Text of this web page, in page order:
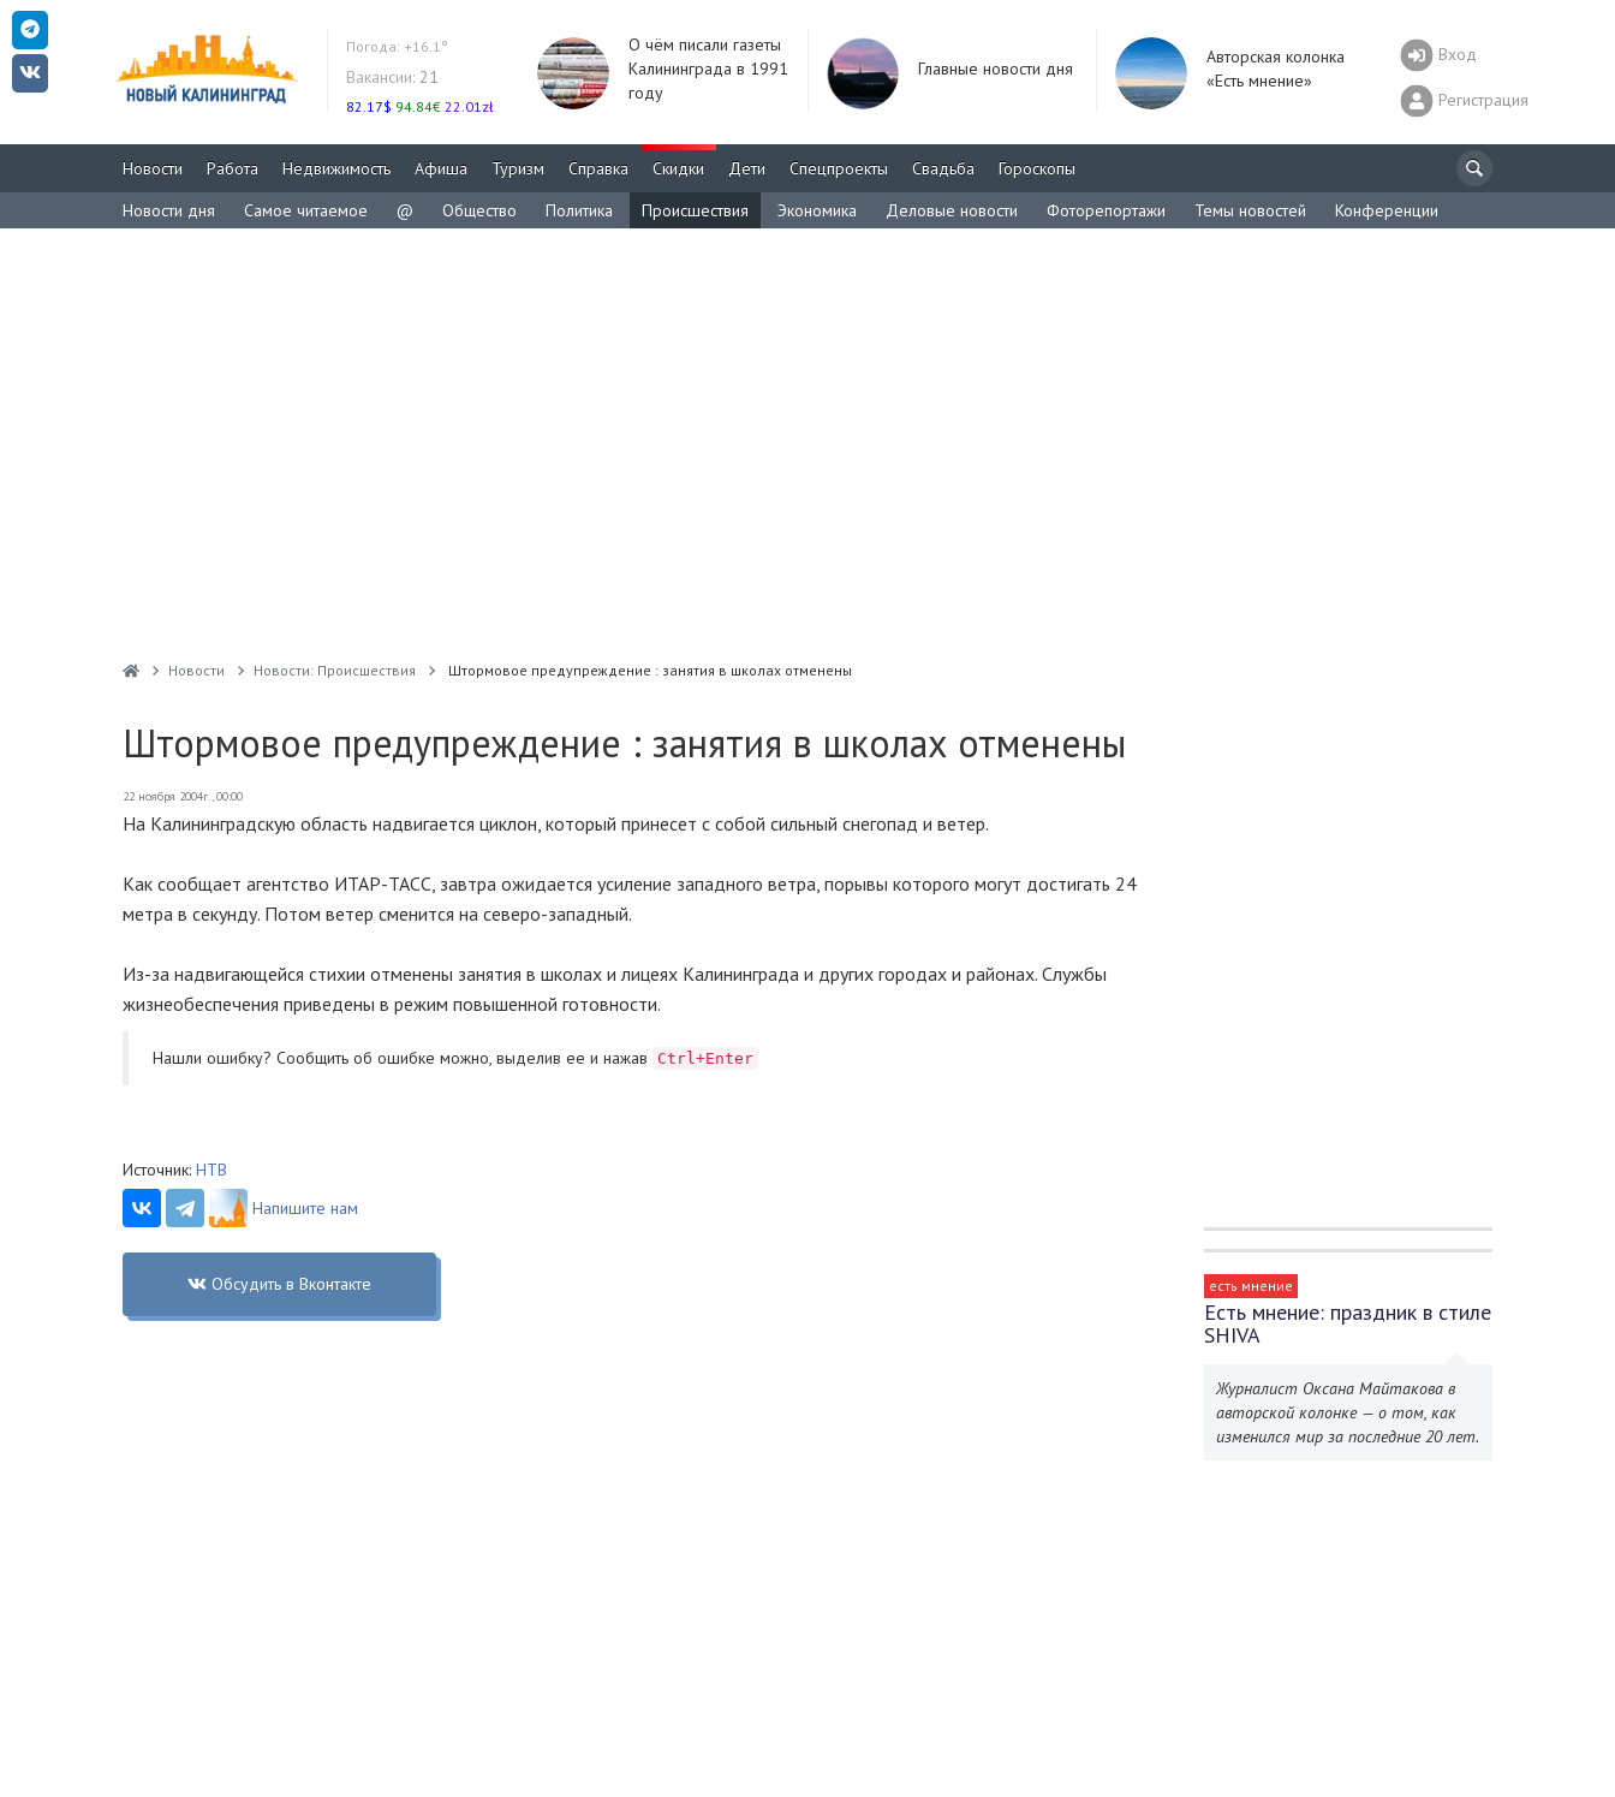
Погода: +16.1°
Вакансии: 21
82.17$ 94.84€ 22.01zł
О чём писали газеты
Калининграда в 1991
году
Главные новости дня
Авторская колонка
«Есть мнение»
Вход
Регистрация
Новости Работа Недвижимость Афиша Туризм Справка Скидки Дети Спецпроекты Свадьба
Гороскопы
Новости дня
Самое читаемое @ Общество Политика Происшествия Экономика Деловые новости Фоторепортажи Темы новостей Конференции
Новости Новости: Происшествия Штормовое предупреждение : занятия в школах отменены
Штормовое предупреждение : занятия в школах отменены
22 ноября 2004г., 00:00
На Калининградскую область надвигается циклон, который принесет с собой сильный снегопад и ветер.
Как сообщает агентство ИТАР-ТАСС, завтра ожидается усиление западного ветра, порывы которого могут достигать 24
метра в секунду. Потом ветер сменится на северо-западный.
Из-за надвигающейся стихии отменены занятия в школах и лицеях Калининграда и других городах и районах. Службы
жизнеобеспечения приведены в режим повышенной готовности.
Нашли ошибку? Cообщить об ошибке можно, выделив ее и нажав Ctrl+Enter
Источник: НТВ
Напишите нам
Обсудить в Вконтакте есть мнение
Есть мнение: праздник в стиле
SHIVA
Журналист Оксана Майтакова в
авторской колонке — о том, как
изменился мир за последние 20 лет.